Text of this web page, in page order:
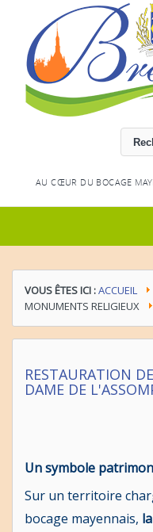
AU CŒUR DU BOCAGE
VOUS ÊTES ICI :ACCUEIL
MONUMENTS RELIGIEUX
RESTAURATION
DAME DE
Un symbole
Sur un territoire
bocage mayennais,